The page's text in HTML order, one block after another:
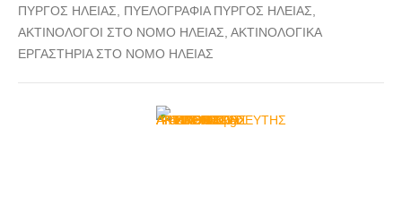
ΠΥΡΓΟΣ ΗΛΕΙΑΣ, ΠΥΕΛΟΓΡΑΦΙΑ ΠΥΡΓΟΣ ΗΛΕΙΑΣ,
ΑΚΤΙΝΟΛΟΓΟΙ ΣΤΟ ΝΟΜΟ ΗΛΕΙΑΣ, ΑΚΤΙΝΟΛΟΓΙΚΑ
ΕΡΓΑΣΤΗΡΙΑ ΣΤΟ ΝΟΜΟ ΗΛΕΙΑΣ